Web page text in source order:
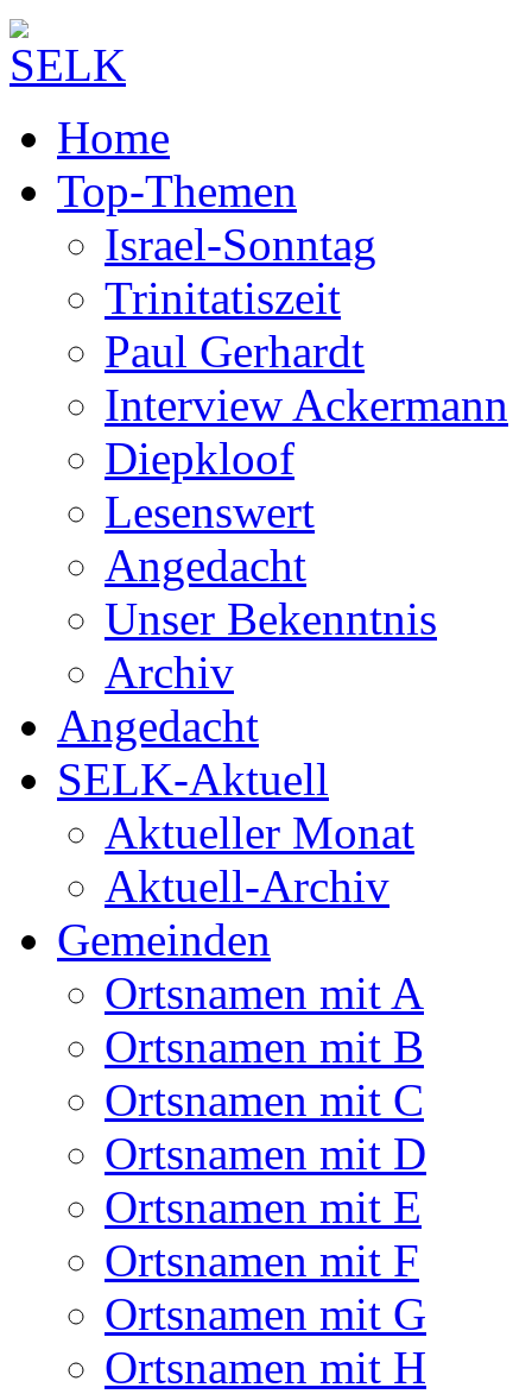
Home
Top-Themen
Israel-Sonntag
Trinitatiszeit
Paul Gerhardt
Interview Ackermann
Diepkloof
Lesenswert
Angedacht
Unser Bekenntnis
Archiv
Angedacht
SELK-Aktuell
Aktueller Monat
Aktuell-Archiv
Gemeinden
Ortsnamen mit A
Ortsnamen mit B
Ortsnamen mit C
Ortsnamen mit D
Ortsnamen mit E
Ortsnamen mit F
Ortsnamen mit G
Ortsnamen mit H